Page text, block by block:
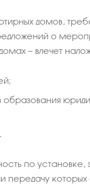
домов,
о
— влечет
по